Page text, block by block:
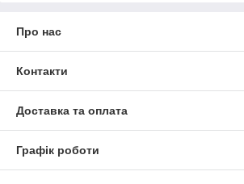
Про нас
Контакти
Доставка та оплата
Графік роботи